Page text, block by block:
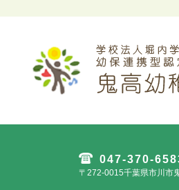
047-370-
〒272-0015千葉県市川市